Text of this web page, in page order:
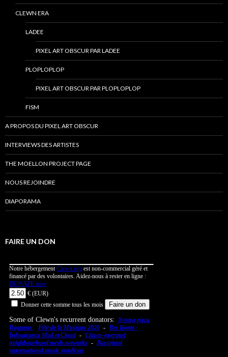
CLEWN ERA
LADEE
PIXEL ART OBSCUR PAR LADEE
PLOPLOPLOP
PIXEL ART OBSCUR PAR PLOPLOPLOP
FISM
A PROPOS DU PIXEL ART OBSCUR
INTERVIEWS DES ARTISTES
THE MOELLON PROJECT PAGE
NOUS REJOINDRE
DIAPORAMA
FAIRE UN DON